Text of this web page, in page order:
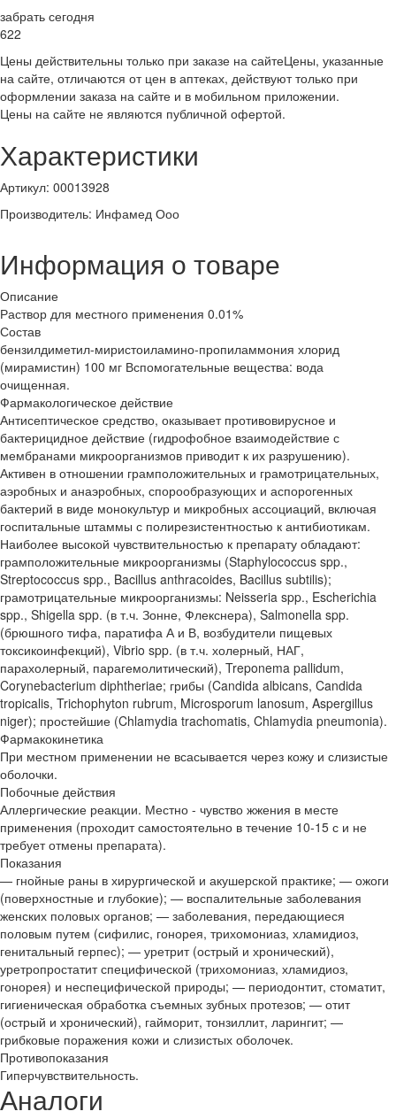
забрать сегодня
622
Цены действительны только при заказе на сайтеЦены, указанные
на сайте, отличаются от цен в аптеках, действуют только при
оформлении заказа на сайте и в мобильном приложении.
Цены на сайте не являются публичной офертой.
Характеристики
Артикул: 00013928
Производитель: Инфамед Ооо
Информация о товаре
Описание
Раствор для местного применения 0.01%
Состав
бензилдиметил-миристоиламино-пропиламмония хлорид
(мирамистин) 100 мг Вспомогательные вещества: вода
очищенная.
Фармакологическое действие
Антисептическое средство, оказывает противовирусное и
бактерицидное действие (гидрофобное взаимодействие с
мембранами микроорганизмов приводит к их разрушению).
Активен в отношении грамположительных и грамотрицательных,
аэробных и анаэробных, спорообразующих и аспорогенных
бактерий в виде монокультур и микробных ассоциаций, включая
госпитальные штаммы с полирезистентностью к антибиотикам.
Наиболее высокой чувствительностью к препарату обладают:
грамположительные микроорганизмы (Staphylococcus spp.,
Streptococcus spp., Bacillus anthracoides, Bacillus subtilis);
грамотрицательные микроорганизмы: Neisseria spp., Escherichia
spp., Shigella spp. (в т.ч. Зонне, Флекснера), Salmonella spp.
(брюшного тифа, паратифа А и В, возбудители пищевых
токсикоинфекций), Vibrio spp. (в т.ч. холерный, НАГ,
парахолерный, парагемолитический), Treponema pallidum,
Corynebacterium diphtheriae; грибы (Candida albicans, Candida
tropicalis, Trichophyton rubrum, Microsporum lanosum, Aspergillus
niger); простейшие (Chlamydia trachomatis, Chlamydia pneumonia).
Фармакокинетика
При местном применении не всасывается через кожу и слизистые
оболочки.
Побочные действия
Аллергические реакции. Местно - чувство жжения в месте
применения (проходит самостоятельно в течение 10-15 с и не
требует отмены препарата).
Показания
— гнойные раны в хирургической и акушерской практике; — ожоги
(поверхностные и глубокие); — воспалительные заболевания
женских половых органов; — заболевания, передающиеся
половым путем (сифилис, гонорея, трихомониаз, хламидиоз,
генитальный герпес); — уретрит (острый и хронический),
уретропростатит специфической (трихомониаз, хламидиоз,
гонорея) и неспецифической природы; — периодонтит, стоматит,
гигиеническая обработка съемных зубных протезов; — отит
(острый и хронический), гайморит, тонзиллит, ларингит; —
грибковые поражения кожи и слизистых оболочек.
Противопоказания
Гиперчувствительность.
Аналоги